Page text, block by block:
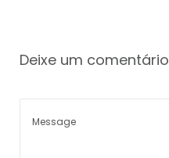
Deixe um comentário